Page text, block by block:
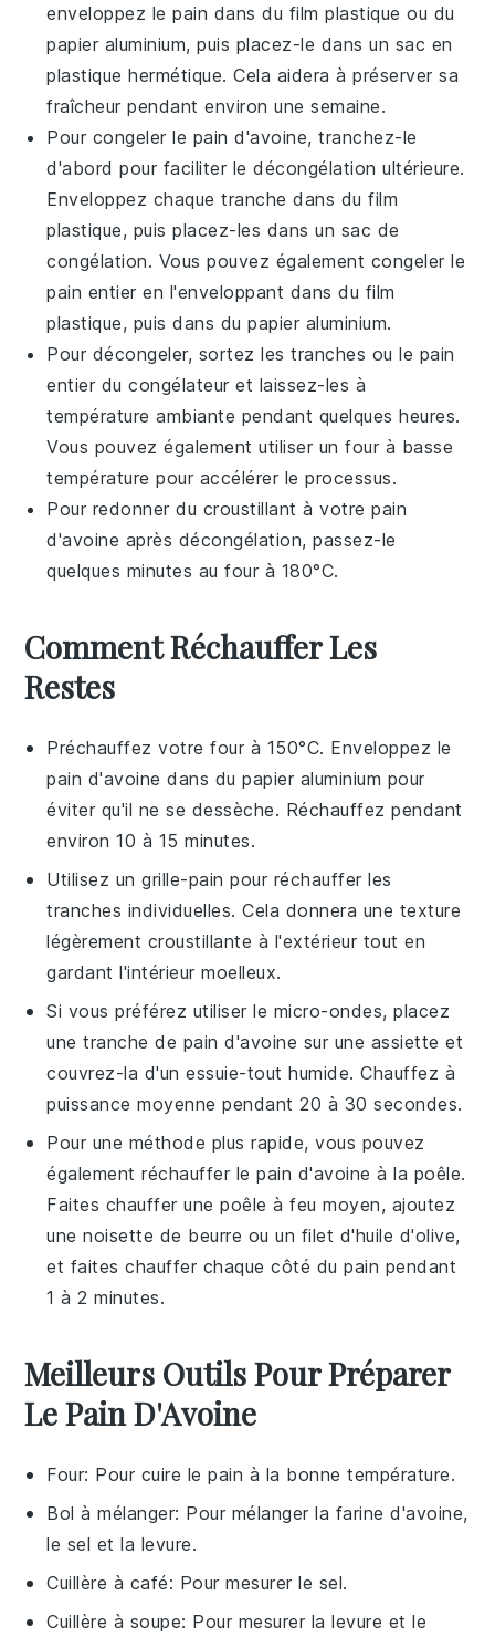
enveloppez lepain dans du film plastique ou du
papier aluminium, puis placez-le dans un sac en
plastique hermétique. Cela aidera à préserver sa
fraîcheur pendant environ une semaine.
Pour congeler le pain d'avoine, tranchez-le
d'abord pour faciliter le décongélation ultérieure.
Enveloppez chaque tranche dans du film
plastique, puis placez-les dans un sac de
congélation. Vous pouvez également congeler le
pain entier en l'enveloppant dans du film
plastique, puis dans du papier aluminium.
Pour décongeler, sortez les tranches ou le pain
entier du congélateur et laissez-les à
température ambiante pendant quelques heures.
Vous pouvez également utiliser unfour à basse
température pour accélérer le processus.
Pour redonner du croustillant à votrepain
d'avoine après décongélation, passez-le
quelques minutes aufour à 180°C.
Comment Réchauffer Les
Restes
Préchauffez votre four à 150°C. Enveloppez le
pain d'avoine dans du papier aluminium pour
éviter qu'il ne se dessèche. Réchauffez pendant
environ 10 à 15 minutes.
Utilisez un grille-pain pour réchauffer les
tranches individuelles. Cela donnera une texture
légèrement croustillante à l'extérieur tout en
gardant l'intérieur moelleux.
Si vous préférez utiliser le micro-ondes, placez
une tranche de pain d'avoine sur une assiette et
couvrez-la d'un essuie-tout humide. Chauffez à
puissance moyenne pendant 20 à 30 secondes.
Pour une méthode plus rapide, vous pouvez
également réchauffer lepain d'avoine à la poêle.
Faites chauffer une poêle à feu moyen, ajoutez
une noisette de beurre ou un filet d'huile d'olive,
et faites chauffer chaque côté du pain pendant
1 à 2 minutes.
Meilleurs Outils Pour Préparer
Le Pain D'Avoine
Four: Pour cuire le pain à la bonne température.
Bol à mélanger: Pour mélanger la farine d'avoine,
le sel et la levure.
Cuillère à café: Pour mesurer le sel.
Cuillère à soupe: Pour mesurer la levure et le